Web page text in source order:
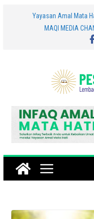
Yayasan Amal Mata
MAQI MEDIA